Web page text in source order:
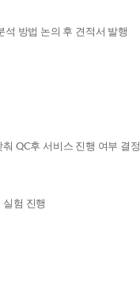
방법 논의 후 견적서 발행
QC후 서비스 진행 여부 결정
험 진행